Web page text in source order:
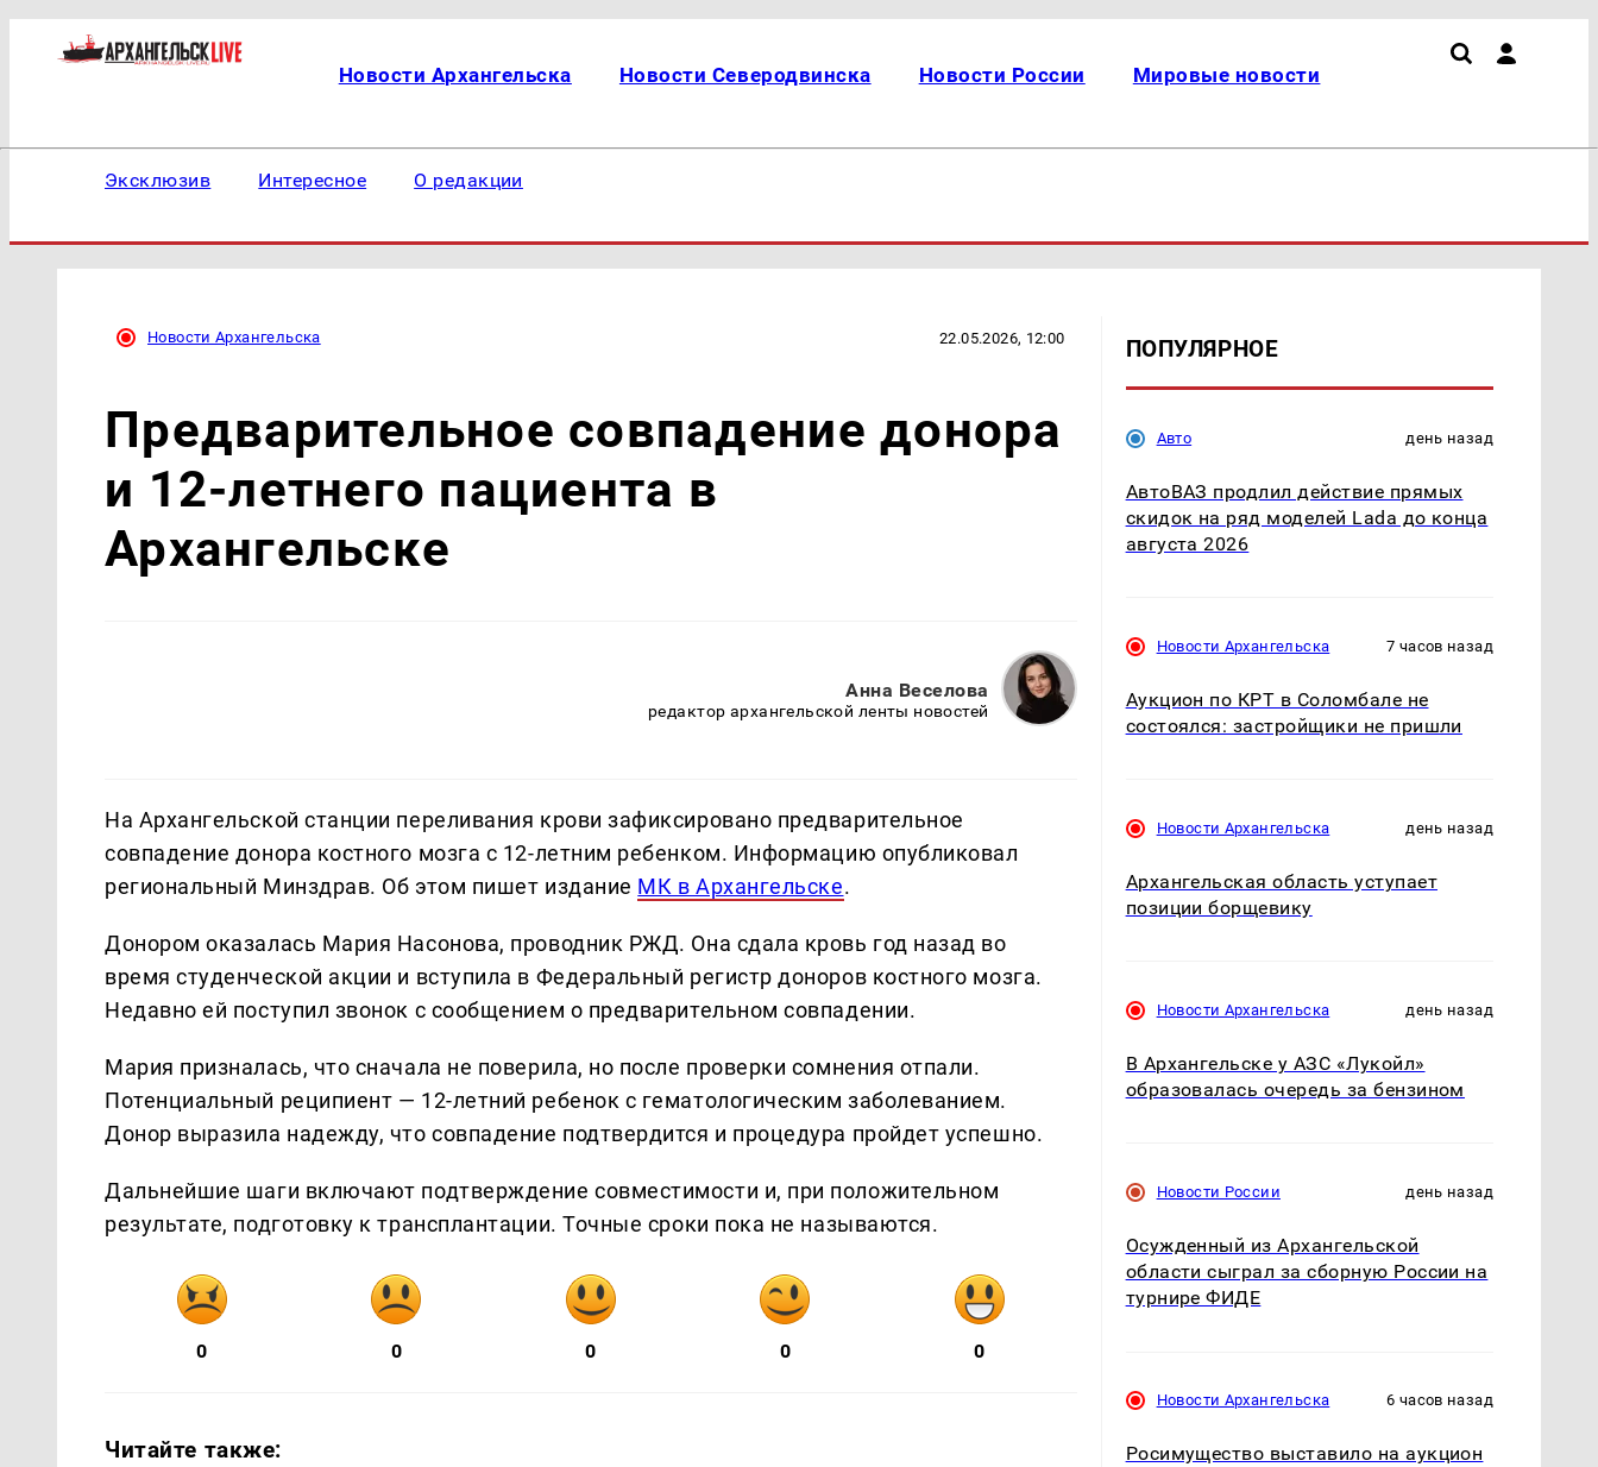
Новости Архангельска Новости Северодвинска Новости России Мировые новости
Эксклюзив Интересное О редакции
Новости Архангельска 22.05.2026, 12:00
Предварительное совпадение донора
и 12-летнего пациента в
Архангельске
Анна Веселова
редактор архангельской ленты новостей
На Архангельской станции переливания крови зафиксировано предварительное
совпадение донора костного мозга с 12-летним ребенком. Информацию опубликовал
региональный Минздрав. Об этом пишет издание МК в Архангельске.
Донором оказалась Мария Насонова, проводник РЖД. Она сдала кровь год назад во
время студенческой акции и вступила в Федеральный регистр доноров костного мозга.
Недавно ей поступил звонок с сообщением о предварительном совпадении.
Мария призналась, что сначала не поверила, но после проверки сомнения отпали.
Потенциальный реципиент — 12-летний ребенок с гематологическим заболеванием.
Донор выразила надежду, что совпадение подтвердится и процедура пройдет успешно.
Дальнейшие шаги включают подтверждение совместимости и, при положительном
результате, подготовку к трансплантации. Точные сроки пока не называются.
0 0 0 0 0
Читайте также:
ПОПУЛЯРНОЕ
Авто день назад
АвтоВАЗ продлил действие прямых
скидок на ряд моделей Lada до конца
августа 2026
Новости Архангельска 7 часов назад
Аукцион по КРТ в Соломбале не
состоялся: застройщики не пришли
Новости Архангельска день назад
Архангельская область уступает
позиции борщевику
Новости Архангельска день назад
В Архангельске у АЗС «Лукойл»
образовалась очередь за бензином
Новости России день назад
Осужденный из Архангельской
области сыграл за сборную России на
турнире ФИДЕ
Новости Архангельска 6 часов назад
Росимущество выставило на аукцион